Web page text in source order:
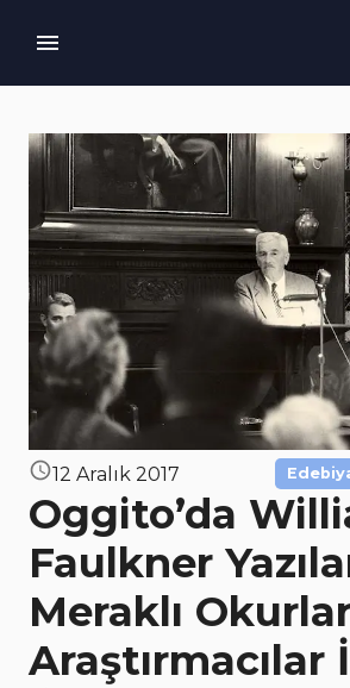
12 Aralık 2017
Oggito’da
Faulkner
Meraklı
Araştırmacılar